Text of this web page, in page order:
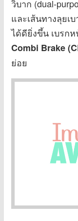
วิบาก (dual-
และเส้นทางลุยเ
ได้ดียิ่งขึ้น เบรก
Combi Brake
ย่อย